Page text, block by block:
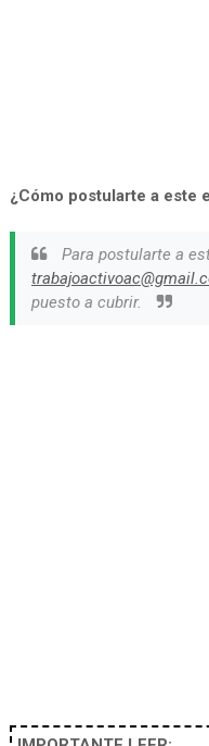
¿Cómo postularte a este
Para postularte a
puesto a cubrir.